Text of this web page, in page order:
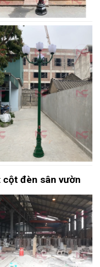
cột đèn sân vườn